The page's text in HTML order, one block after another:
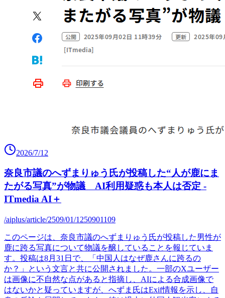
2026/7/12
奈良市議のへずまりゅう氏が投稿した“人が鹿にま
たがる写真”が物議 AI利用疑惑も本人は否定 -
ITmedia AI＋
/aiplus/article/2509/01/1250901109
このページは、奈良市議のへずまりゅう氏が投稿した男性が
鹿に跨る写真について物議を醸していることを報じていま
す。投稿は8月31日で、「中国人はなぜ鹿さんに跨るの
か？」という文言と共に公開されました。一部のXユーザー
は画像に不自然な点があると指摘し、AIによる合成画像で
はないかと疑っていますが、へずま氏はExif情報を示し、自